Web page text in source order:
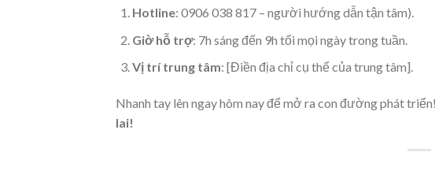
Hotline: 0906 038 817 – người hướng dẫn tận tâm).
Giờ hỗ trợ: 7h sáng đến 9h tối mọi ngày trong tuần.
Vị trí trung tâm: [Điền địa chỉ cụ thể của trung tâm].
Nhanh tay lên ngay hôm nay để mở ra con đường phát triển!
lai!